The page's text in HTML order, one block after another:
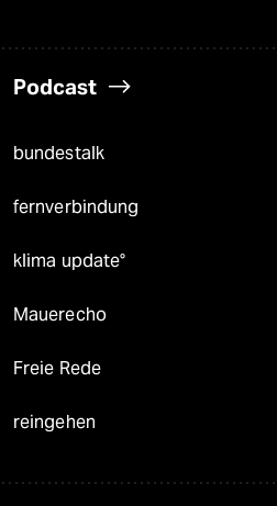
Podcast
bundestalk
fernverbindung
klima update°
Mauerecho
Freie Rede
reingehen